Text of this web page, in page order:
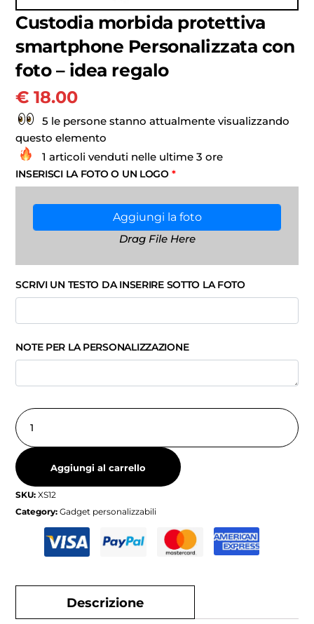
Custodia morbida protettiva
smartphone Personalizzata con
foto – idea regalo
€ 18.00
5 le persone stanno attualmente visualizzando
questo elemento
1 articoli venduti nelle ultime 3 ore
INSERISCI LA FOTO O UN LOGO*
Aggiungi la foto
Drag File Here
SCRIVI UN TESTO DA INSERIRE SOTTO LA FOTO
NOTE PER LA PERSONALIZZAZIONE
Aggiungi al carrello
SKU:XS12
Category:Gadget personalizzabili
Descrizione